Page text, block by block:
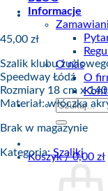
Informacje
O nas
O
Szukaj:
Koszyk /0,00 zł
45,00 zł
Szalik klubu
Speedway Łódź
Rozmiary 18 cm x
Materiał: włóczka
Brak w magazynie
Kategoria:Szaliki